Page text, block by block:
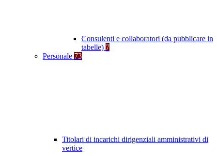
Consulenti e collaboratori (da pubblicare in
tabelle) 7
Personale 73
Titolari di incarichi dirigenziali amministrativi di
vertice